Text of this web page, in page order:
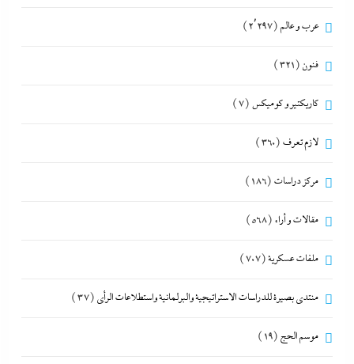
عرب و عالم (2٬297)
فنون (321)
كاريكتير و كوميكس (7)
لازم تعرف (360)
مركز دراسات (186)
مقالات و أراء (568)
ملفات عسكرية(707)
منتدى بصيرة للدراسات الاستراتيجية والبرلمانية واستطلاعات الرأى (37)
موسم الحج (19)